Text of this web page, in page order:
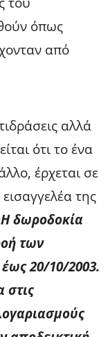
όπως
από
αλλά
ότι το ένα
έρχεται σε
της
Η δωροδοκία
των
20/10/2003.
στις